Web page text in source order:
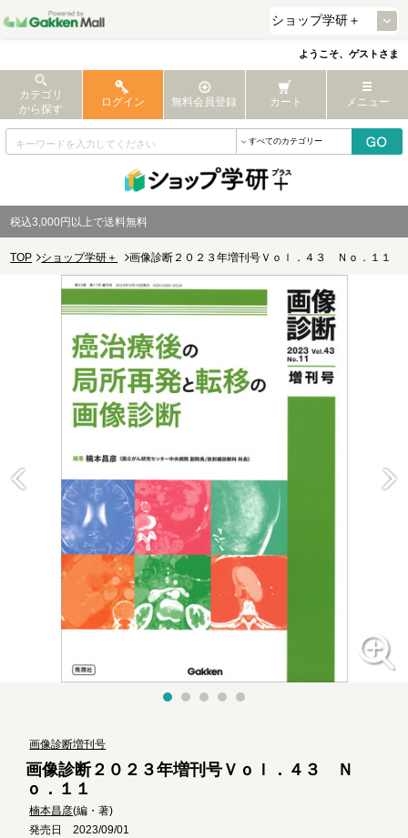
ようこそ、ゲストさま
カテゴリ
から探す
ログイン 無料会員登録 カート メニュー
税込3,000円以上で送料無料
TOP ショップ学研＋ 画像診断２０２３年増刊号Ｖｏｌ．４３ Ｎｏ．１１
画像診断増刊号
画像診断２０２３年増刊号Ｖｏｌ．４３ Ｎ
ｏ．１１
楠本昌彦(編・著)
発売日 2023/09/01